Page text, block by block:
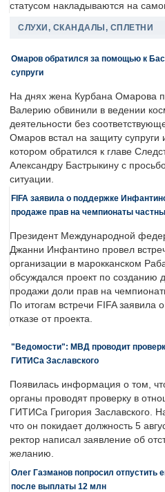
статусом накладываются на
СЛУХИ, СКАНДАЛЫ, СПЛЕТНИ
Омаров обратился за помощью к
супруги
На днях жена Курбана Омарова
Валерию обвинили в ведении
деятельности без
Омаров встал на защиту супруги
котором обратился к главе
Александру Бастрыкину с
ситуации.
FIFA заявила о поддержке
продаже прав на чемпионаты
Президент Международной
Джанни Инфантино провел
организации в марокканском
обсуждался проект по созданию
продажи доли прав на
По итогам встречи FIFA
отказе от проекта.
"Ведомости": МВД проводит
ГИТИСа Заславского
Появилась информация о том,
органы проводят проверку в
ГИТИСа Григория Заславского.
что он покидает должность 5
ректор написал заявление об
желанию.
Олег Газманов попросил отпустить
после выплаты 12 млн